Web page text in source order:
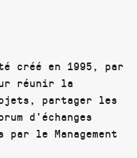
créé en 1995, par
réunir la
partager les
d'échanges
le Management